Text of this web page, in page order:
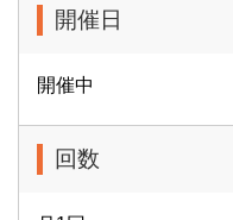
開催日
開催中
回数